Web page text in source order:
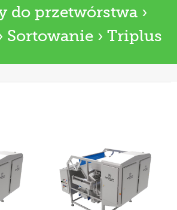
do przetwórstwa ›
Sortowanie › Triplus